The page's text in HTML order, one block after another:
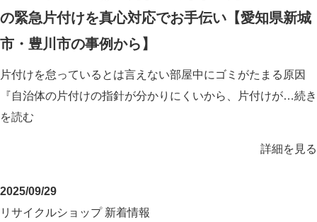
の緊急片付けを真心対応でお手伝い【愛知県新城
市・豊川市の事例から】
片付けを怠っているとは言えない部屋中にゴミがたまる原因
『自治体の片付けの指針が分かりにくいから、片付けが…続き
を読む
詳細を見る
2025/09/29
リサイクルショップ 新着情報